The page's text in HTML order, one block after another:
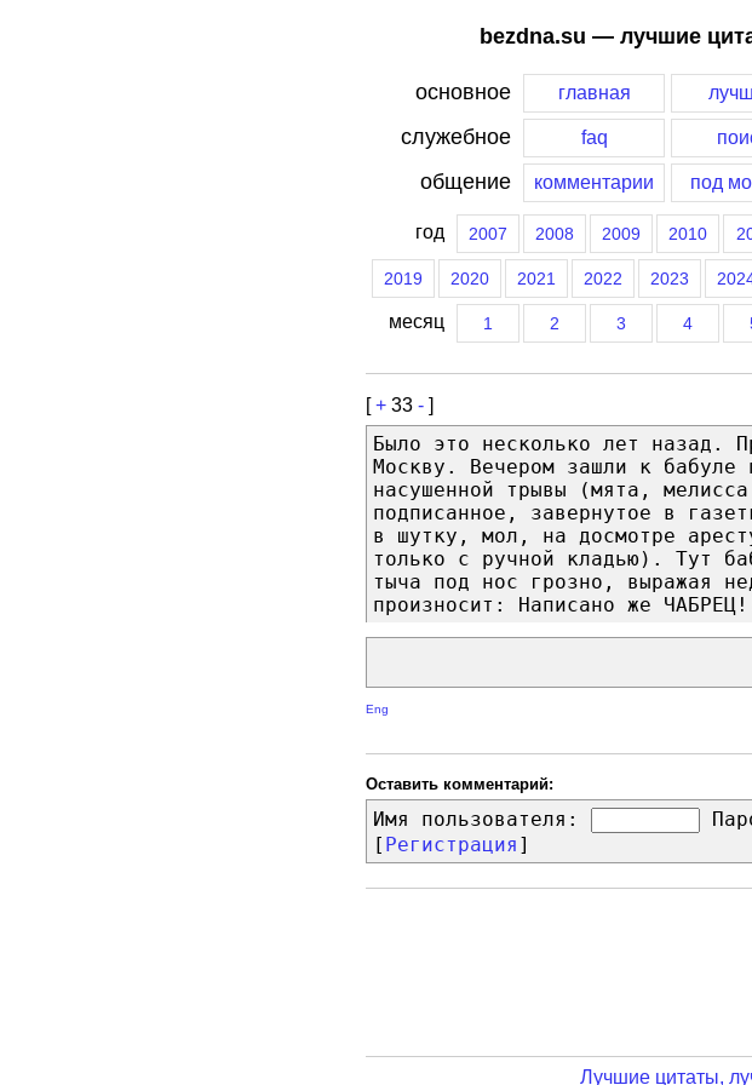
bezdna.su — лучшие
основное главная
служебное faq
общение комментарии под
год 2007 2008 2009 2010
2019 2020 2021 2022 2023
месяц 1 2 3 4
[+ 33 - ]
Было это несколько лет назад.
Москву. Вечером зашли к бабуле
насушенной трывы (мята,
подписанное, завернутое в
в шутку, мол, на досмотре
только с ручной кладью). Тут
тыча под нос грозно, выражая
произносит: Написано же
Eng
Оставить комментарий:
Имя пользователя:
[ Регистрация ]
Лучшие цитаты,